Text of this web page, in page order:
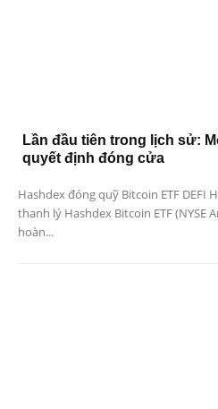
Lần đầu tiên trong lịch sử:
quyết định đóng cửa
Hashdex đóng quỹ Bitcoin ETF DEFI
thanh lý Hashdex Bitcoin ETF (NYSE
hoàn...